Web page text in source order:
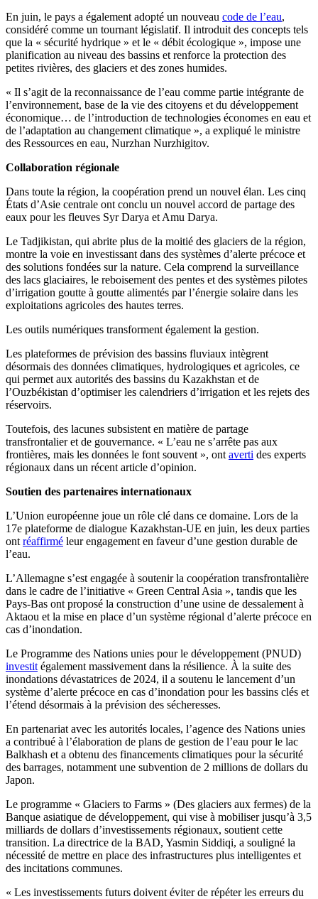
En juin, le pays a également adopté un nouveau code de l’eau,
considéré comme un tournant législatif. Il introduit des concepts tels
que la « sécurité hydrique » et le « débit écologique », impose une
planification au niveau des bassins et renforce la protection des
petites rivières, des glaciers et des zones humides.
« Il s’agit de la reconnaissance de l’eau comme partie intégrante de
l’environnement, base de la vie des citoyens et du développement
économique… de l’introduction de technologies économes en eau et
de l’adaptation au changement climatique », a expliqué le ministre
des Ressources en eau, Nurzhan Nurzhigitov.
Collaboration régionale
Dans toute la région, la coopération prend un nouvel élan. Les cinq
États d’Asie centrale ont conclu un nouvel accord de partage des
eaux pour les fleuves Syr Darya et Amu Darya.
Le Tadjikistan, qui abrite plus de la moitié des glaciers de la région,
montre la voie en investissant dans des systèmes d’alerte précoce et
des solutions fondées sur la nature. Cela comprend la surveillance
des lacs glaciaires, le reboisement des pentes et des systèmes pilotes
d’irrigation goutte à goutte alimentés par l’énergie solaire dans les
exploitations agricoles des hautes terres.
Les outils numériques transforment également la gestion.
Les plateformes de prévision des bassins fluviaux intègrent
désormais des données climatiques, hydrologiques et agricoles, ce
qui permet aux autorités des bassins du Kazakhstan et de
l’Ouzbékistan d’optimiser les calendriers d’irrigation et les rejets des
réservoirs.
Toutefois, des lacunes subsistent en matière de partage
transfrontalier et de gouvernance. « L’eau ne s’arrête pas aux
frontières, mais les données le font souvent », ont averti des experts
régionaux dans un récent article d’opinion.
Soutien des partenaires internationaux
L’Union européenne joue un rôle clé dans ce domaine. Lors de la
17e plateforme de dialogue Kazakhstan-UE en juin, les deux parties
ont réaffirmé leur engagement en faveur d’une gestion durable de
l’eau.
L’Allemagne s’est engagée à soutenir la coopération transfrontalière
dans le cadre de l’initiative « Green Central Asia », tandis que les
Pays-Bas ont proposé la construction d’une usine de dessalement à
Aktaou et la mise en place d’un système régional d’alerte précoce en
cas d’inondation.
Le Programme des Nations unies pour le développement (PNUD)
investit également massivement dans la résilience. À la suite des
inondations dévastatrices de 2024, il a soutenu le lancement d’un
système d’alerte précoce en cas d’inondation pour les bassins clés et
l’étend désormais à la prévision des sécheresses.
En partenariat avec les autorités locales, l’agence des Nations unies
a contribué à l’élaboration de plans de gestion de l’eau pour le lac
Balkhash et a obtenu des financements climatiques pour la sécurité
des barrages, notamment une subvention de 2 millions de dollars du
Japon.
Le programme « Glaciers to Farms » (Des glaciers aux fermes) de la
Banque asiatique de développement, qui vise à mobiliser jusqu’à 3,5
milliards de dollars d’investissements régionaux, soutient cette
transition. La directrice de la BAD, Yasmin Siddiqi, a souligné la
nécessité de mettre en place des infrastructures plus intelligentes et
des incitations communes.
« Les investissements futurs doivent éviter de répéter les erreurs du